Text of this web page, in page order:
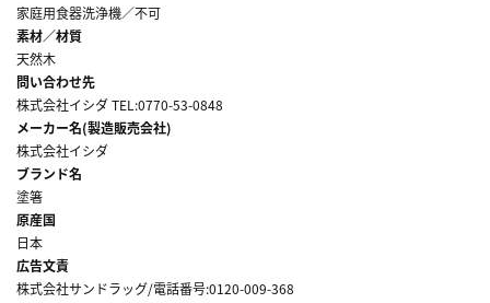
家庭用食器洗浄機／不可
素材／材質
天然木
問い合わせ先
株式会社イシダ TEL:0770-53-0848
メーカー名(製造販売会社)
株式会社イシダ
ブランド名
塗箸
原産国
日本
広告文責
株式会社サンドラッグ/電話番号:0120-009-368